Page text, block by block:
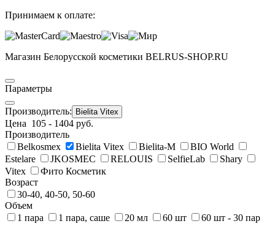
Принимаем к оплате:
Магазин Белорусской косметики BELRUS-SHOP.RU
Параметры
Производитель: Bielita Vitex
Цена 105 - 1404 руб.
Производитель
Belkosmex
Bielita Vitex Bielita-M
BIO World
Estelare
JKOSMEC RELOUIS SelfieLab
Shary
Vitex
Фито Косметик
Возраст
30-40, 40-50, 50-60
Объем
1 пара
1 пара, саше 20 мл 60 шт 60 шт - 30 пар